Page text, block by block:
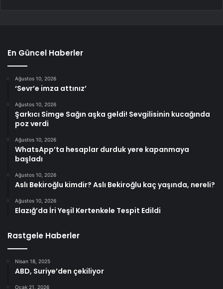
En Güncel Haberler
Ağustos 10, 2026
‘Sevr’e imza attınız’
Ağustos 10, 2026
Şarkıcı Simge Sağın aşka geldi! Sevgilisinin kucağında
poz verdi
Ağustos 10, 2026
WhatsApp’ta hesaplar durduk yere kapanmaya
başladı
Ağustos 10, 2026
Aslı Bekiroğlu kimdir? Aslı Bekiroğlu kaç yaşında, nereli?
Ağustos 10, 2026
Elazığ’da İri Yeşil Kertenkele Tespit Edildi
Rastgele Haberler
Nisan 18, 2025
ABD, Suriye’den çekiliyor
Ocak 21, 2026